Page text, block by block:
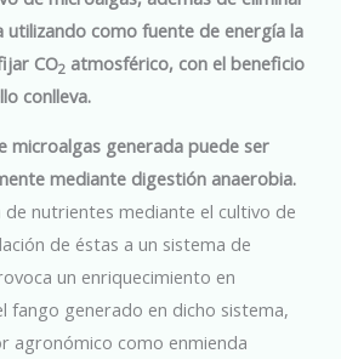
utilizando como fuente de energía la
CO2atmosférico, con el beneficio
conlleva.
microalgas generada puede ser
mediante digestión anaerobia.
de nutrientes mediante el cultivo de
de éstas a un sistema de
un enriquecimiento en
generado en dicho sistema,
agronómico como enmienda